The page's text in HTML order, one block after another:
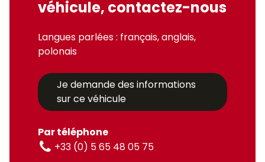
véhicule, contactez-nous
Langues parlées : français, anglais,
polonais
Je demande des informations
sur ce véhicule
Par téléphone
+33 (0) 5 65 48 05 75